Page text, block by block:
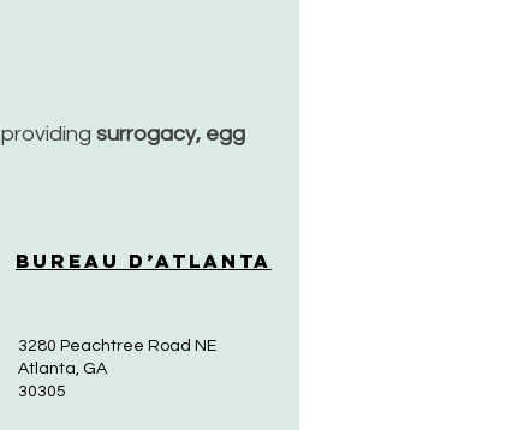
providing surrogacy, egg
Bureau d’Atlanta
3280 Peachtree Road NE
Atlanta, GA
30305